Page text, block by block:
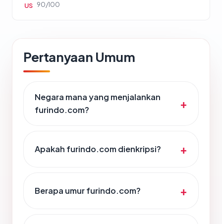
US 90/100
Pertanyaan Umum
Negara mana yang menjalankan
furindo.com?
Apakah furindo.com dienkripsi?
Berapa umur furindo.com?